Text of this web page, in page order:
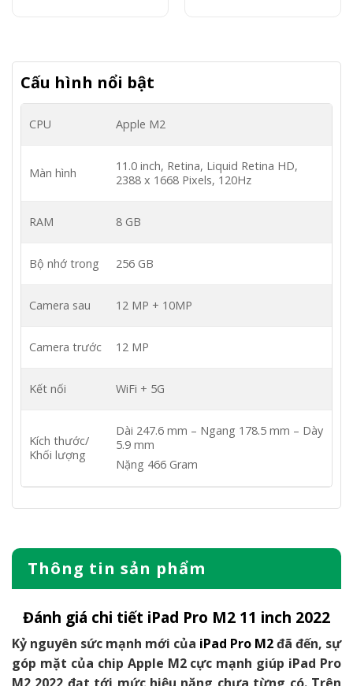
Thông tin sản phẩm
Đánh giá chi tiết iPad Pro M2 11 inch 2022
Kỷ nguyên sức mạnh mới của iPad Pro M2đã đến, sự
góp mặt của chip Apple M2 cực mạnh giúp iPad Pro
Cấu hình nổi bật
CPU Apple M2
Màn hình
11.0 inch, Retina, Liquid Retina HD,
2388 x 1668 Pixels, 120Hz
RAM 8 GB
Bộ nhớ trong 256 GB
Camera sau 12 MP + 10MP
Camera trước 12 MP
Kết nối WiFi + 5G
Kích thước/
Khối lượng
Dài 247.6 mm – Ngang 178.5 mm – Dày
5.9 mm
Nặng 466 Gram